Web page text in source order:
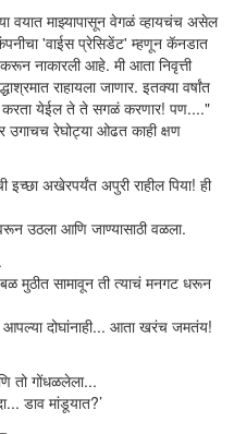
वयात माझ्यापासून वेगळं व्हायचंच असेल
'वाईस प्रेसिडेंट' म्हणून कॅनडात
नाकारली आहे. मी आता निवृत्ती
राहायला जाणार. इतक्या वर्षांत
येईल ते ते सगळं करणार! पण...."
उगाचच रेघोट्या ओढत काही क्षण
अखेरपर्यंत अपुरी राहील पिया! ही
उठला आणि जाण्यासाठी वळला.
मुठीत सामावून ती त्याचं मनगट धरून
दोघांनाही... आता खरंच जमतंय!
तो गोंधळलेला...
डाव मांडूयात?’